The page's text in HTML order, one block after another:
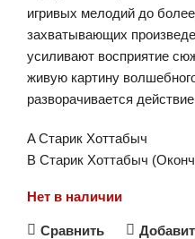
игривых мелодий до
захватывающих
усиливают восприятие
живую картину
разворачивается
A Старик Хоттабыч
B Старик Хоттабыч
Нет в наличии
Сравнить